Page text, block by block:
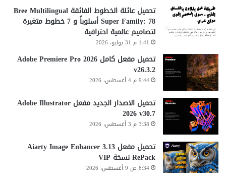
تحميل عائلة الخطوط الفائقة Bree Multilingual
Super Family: 78 أسلوباً و 7 خطوط متغيرة
لتصاميم عالمية احترافية
1:41 م 31 يوليو، 2026
تحميل مفعل كامل Adobe Premiere Pro 2026
v26.3.2
9:44 م 4 أغسطس، 2026
تحميل الاصدار الجديد مفعل Adobe Illustrator
2026 v30.7
3:38 م 3 أغسطس، 2026
تحميل مفعل Aiarty Image Enhancer 3.13
RePack نسخة VIP
8:34 ص 9 أغسطس، 2026